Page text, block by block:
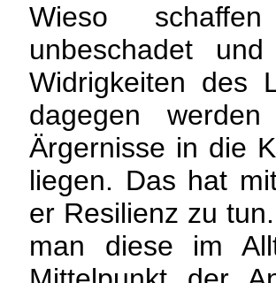
Wieso
unbeschadet
Widrigkeiten des
dagegen
Ärgernisse in die
liegen. Das hat
er Resilienz zu
man diese im